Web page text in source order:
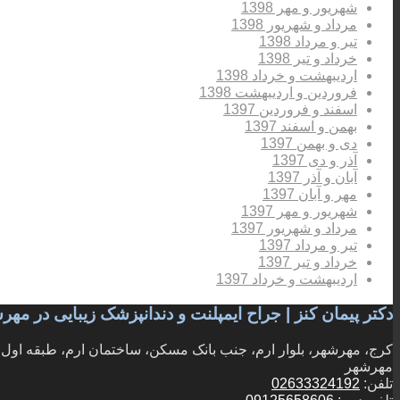
شهریور و مهر 1398
مرداد و شهریور 1398
تیر و مرداد 1398
خرداد و تیر 1398
اردیبهشت و خرداد 1398
فروردین و اردیبهشت 1398
اسفند و فروردین 1397
بهمن و اسفند 1397
دی و بهمن 1397
آذر و دی 1397
آبان و آذر 1397
مهر و آبان 1397
شهریور و مهر 1397
مرداد و شهریور 1397
تیر و مرداد 1397
خرداد و تیر 1397
اردیبهشت و خرداد 1397
دکتر پیمان کنز | جراح ایمپلنت و دندانپزشک زیبایی در
کرج، مهرشهر، بلوار ارم، جنب بانک مسکن، ساختمان ارم، طبقه اول،
مهرشهر
تلفن: 02633324192